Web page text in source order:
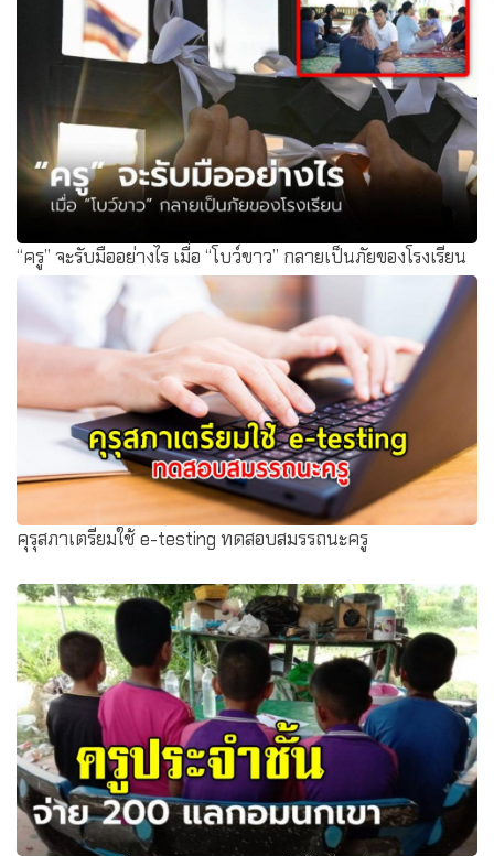
“ครู” จะรับมืออย่างไร เมื่อ “โบว์ขาว” กลายเป็นภัยของโรงเรียน
คุรุสภาเตรียมใช้ e-testing ทดสอบสมรรถนะครู